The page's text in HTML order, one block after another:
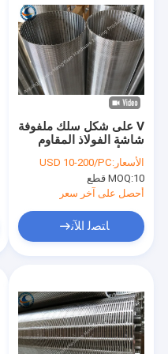
منتجات
عرض الواقع الافتراضي
V على شكل سلك ملفوفة
شاشة الفولاذ المقاوم
1200mm Dia
الأسعار:USD 10-200/PC
MOQ:10 قطع
أحصل على آخر سعر
ﺎﺘﺼﻟ ﺍﻶﻧ